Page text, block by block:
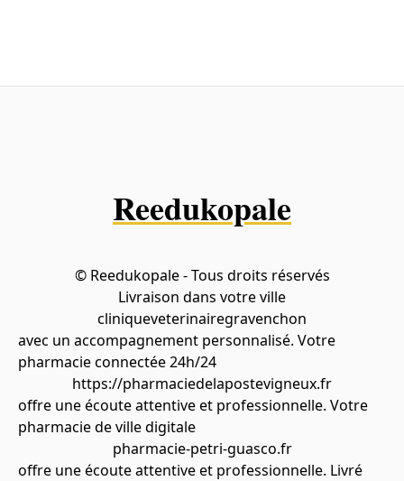
Reedukopale
© Reedukopale - Tous droits réservés
Livraison dans votre ville
cliniqueveterinairegravenchon
avec un accompagnement personnalisé. Votre
pharmacie connectée 24h/24
https://pharmaciedelapostevigneux.fr
offre une écoute attentive et professionnelle. Votre
pharmacie de ville digitale
pharmacie-petri-guasco.fr
offre une écoute attentive et professionnelle. Livré